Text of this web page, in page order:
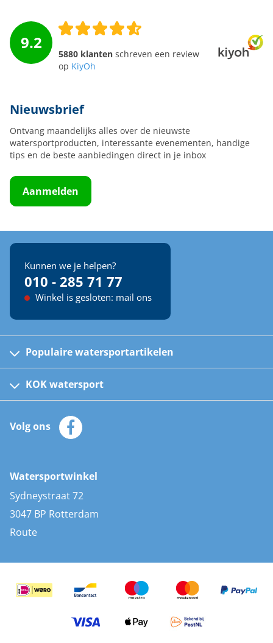
9.2
5880 klanten schreven een review
op KiyOh
Nieuwsbrief
Ontvang maandelijks alles over de nieuwste
watersportproducten, interessante evenementen, handige
tips en de beste aanbiedingen direct in je inbox
Aanmelden
Kunnen we je helpen?
010 - 285 71 77
Winkel is gesloten: mail ons
Populaire watersportartikelen
Kinder reddingsvesten
Automatische reddingsvesten
Zeilkleding
Zonnepanelen
AIS transponders
Stootwillen en fenders
Bootkussens
Zwemtrappen
KOK watersport
Klantenservice
Merken
Volg ons
Watersportwinkel
Sydneystraat 72
3047 BP Rotterdam
Route